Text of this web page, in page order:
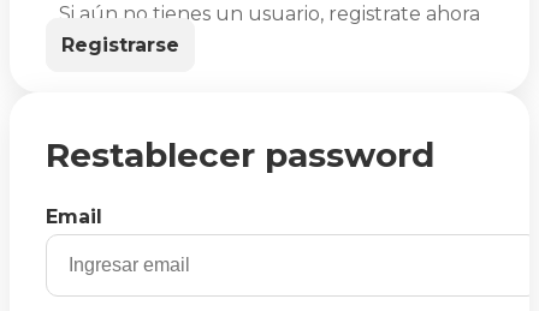
Si aún no tienes un usuario, registrate ahora
Registrarse
Restablecer password
Email